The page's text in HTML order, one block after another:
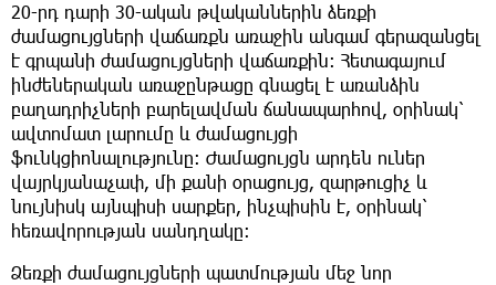
20-րդ դարի 30-ական թվականներին ձեռքի
ժամացույցների վաճառքն առաջին անգամ գերազանցել
է գրպանի ժամացույցների վաճառքին։ Հետագայում
ինժեներական առաջընթացը գնացել է առանձին
բաղադրիչների բարելավման ճանապարհով, օրինակ՝
ավտոմատ լարումը և ժամացույցի
ֆունկցիոնալությունը: Ժամացույցն արդեն ուներ
վայրկյանաչափ, մի քանի օրացույց, զարթուցիչ և
նույնիսկ այնպիսի սարքեր, ինչպիսին է, օրինակ՝
հեռավորության սանդղակը:
Ձեռքի ժամացույցների պատմության մեջ նոր